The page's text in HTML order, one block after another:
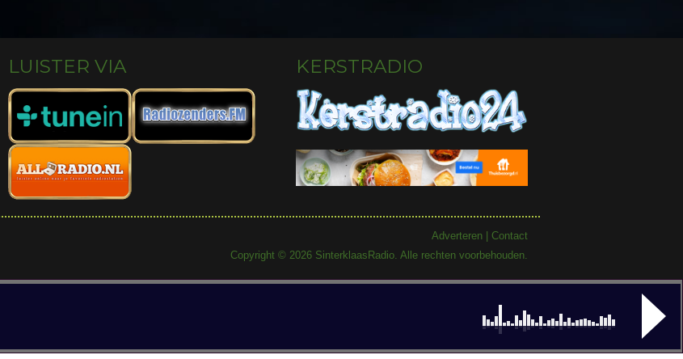
LUISTER VIA KERSTRADIO
Adverteren | Contact
Copyright © 2026 SinterklaasRadio. Alle rechten voorbehouden.